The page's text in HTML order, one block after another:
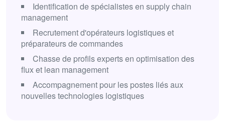
Identification de spécialistes en supply chain
management
Recrutement d'opérateurs logistiques et
préparateurs de commandes
Chasse de profils experts en optimisation des
flux et lean management
Accompagnement pour les postes liés aux
nouvelles technologies logistiques